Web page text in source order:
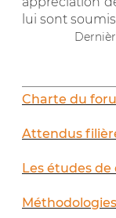
lui sont soumis.
Charte du
Attendus
Les études de
Méthodologies